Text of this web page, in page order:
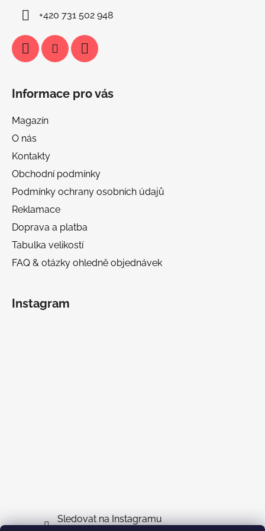
+420 731 502 948
Informace pro vás
Magazín
O nás
Kontakty
Obchodní podmínky
Podmínky ochrany osobních údajů
Reklamace
Doprava a platba
Tabulka velikostí
FAQ & otázky ohledně objednávek
Instagram
Sledovat na Instagramu